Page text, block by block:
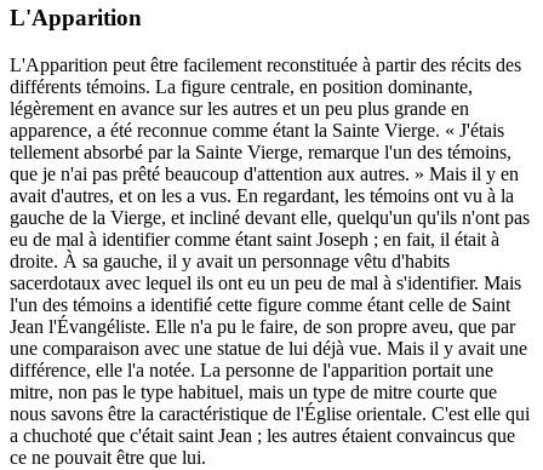
L'Apparition
L'Apparition peut être facilement reconstituée à partir des récits des
différents témoins. La figure centrale, en position dominante,
légèrement en avance sur les autres et un peu plus grande en
apparence, a été reconnue comme étant la Sainte Vierge. « J'étais
tellement absorbé par la Sainte Vierge, remarque l'un des témoins,
que je n'ai pas prêté beaucoup d'attention aux autres. » Mais il y en
avait d'autres, et on les a vus. En regardant, les témoins ont vu à la
gauche de la Vierge, et incliné devant elle, quelqu'un qu'ils n'ont pas
eu de mal à identifier comme étant saint Joseph ; en fait, il était à
droite. À sa gauche, il y avait un personnage vêtu d'habits
sacerdotaux avec lequel ils ont eu un peu de mal à s'identifier. Mais
l'un des témoins a identifié cette figure comme étant celle de Saint
Jean l'Évangéliste. Elle n'a pu le faire, de son propre aveu, que par
une comparaison avec une statue de lui déjà vue. Mais il y avait une
différence, elle l'a notée. La personne de l'apparition portait une
mitre, non pas le type habituel, mais un type de mitre courte que
nous savons être la caractéristique de l'Église orientale. C'est elle qui
a chuchoté que c'était saint Jean ; les autres étaient convaincus que
ce ne pouvait être que lui.